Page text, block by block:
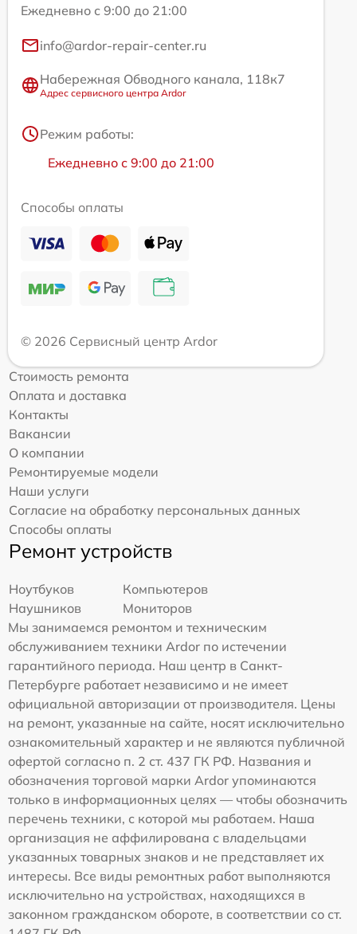
Ежедневно с 9:00 до 21:00
info@ardor-repair-center.ru
Набережная Обводного канала, 118к7
Адрес сервисного центра Ardor
Режим работы:
Ежедневно с 9:00 до 21:00
Способы оплаты
© 2026 Сервисный центр Ardor
Стоимость ремонта
Оплата и доставка
Контакты
Вакансии
О компании
Ремонтируемые модели
Наши услуги
Согласие на обработку персональных данных
Способы оплаты
Ремонт устройств
Ноутбуков
Компьютеров
Наушников
Мониторов
Мы занимаемся ремонтом и техническим
обслуживанием техники Ardor по истечении
гарантийного периода. Наш центр в Санкт-
Петербурге работает независимо и не имеет
официальной авторизации от производителя. Цены
на ремонт, указанные на сайте, носят исключительно
ознакомительный характер и не являются публичной
офертой согласно п. 2 ст. 437 ГК РФ. Названия и
обозначения торговой марки Ardor упоминаются
только в информационных целях — чтобы обозначить
перечень техники, с которой мы работаем. Наша
организация не аффилирована с владельцами
указанных товарных знаков и не представляет их
интересы. Все виды ремонтных работ выполняются
исключительно на устройствах, находящихся в
законном гражданском обороте, в соответствии со ст.